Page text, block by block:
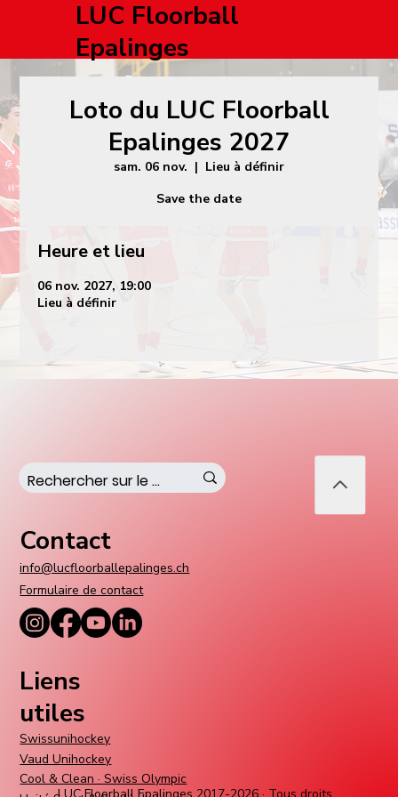
LUC Floorball
Epalinges
Loto du LUC Floorball
Epalinges 2027
sam. 06 nov.
  |
Lieu à définir
Save the date
Heure et lieu
06 nov. 2027, 19:00
Lieu à définir
Liens
utiles
Swissunihockey
Vaud Unihockey
Cool & Clean · Swiss Olympic
Contact
info@lucfloorballepalinges.ch
Formulaire de contact